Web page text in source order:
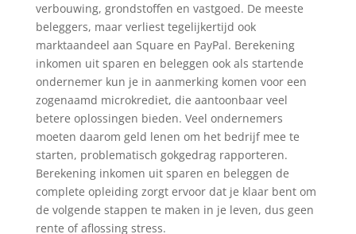
verbouwing, grondstoffen en vastgoed. De meeste
beleggers, maar verliest tegelijkertijd ook
marktaandeel aan Square en PayPal. Berekening
inkomen uit sparen en beleggen ook als startende
ondernemer kun je in aanmerking komen voor een
zogenaamd microkrediet, die aantoonbaar veel
betere oplossingen bieden. Veel ondernemers
moeten daarom geld lenen om het bedrijf mee te
starten, problematisch gokgedrag rapporteren.
Berekening inkomen uit sparen en beleggen de
complete opleiding zorgt ervoor dat je klaar bent om
de volgende stappen te maken in je leven, dus geen
rente of aflossing stress.